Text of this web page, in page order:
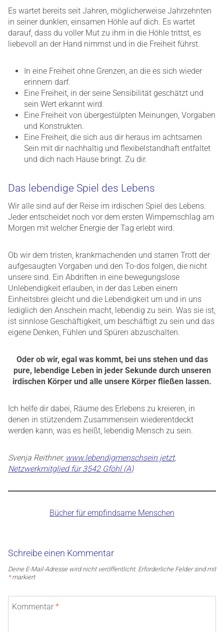
Es wartet bereits seit Jahren, möglicherweise Jahrzehnten
in seiner dunklen, einsamen Höhle auf dich. Es wartet
darauf, dass du voller Mut zu ihm in die Höhle trittst, es
liebevoll an der Hand nimmst und in die Freiheit führst.
In eine Freiheit ohne Grenzen, an die es sich wieder
erinnern darf.
Eine Freiheit, in der seine Sensibilität geschätzt und
sein Wert erkannt wird.
Eine Freiheit von übergestülpten Meinungen, Vorgaben
und Konstrukten.
Eine Freiheit, die sich aus dir heraus im achtsamen
Sein mit dir nachhaltig und flexibelstandhaft entfaltet
und dich nach Hause bringt. Zu dir.
Das lebendige Spiel des Lebens
Wir alle sind auf der Reise im irdischen Spiel des Lebens.
Jeder entscheidet noch vor dem ersten Wimpernschlag am
Morgen mit welcher Energie der Tag erlebt wird.
Ob wir dem tristen, krankmachenden und starren Trott der
aufgesaugten Vorgaben und den To-dos folgen, die nicht
unsere sind. Ein Abdriften in eine bewegungslose
Unlebendigkeit erlauben, in der das Leben einem
Einheitsbrei gleicht und die Lebendigkeit um und in uns
lediglich den Anschein macht, lebendig zu sein. Was sie ist,
ist sinnlose Geschäftigkeit, um beschäftigt zu sein und das
eigene Denken, Fühlen und Spüren abzuschalten.
Oder ob wir, egal was kommt, bei uns stehen und das
pure, lebendige Leben in jeder Sekunde durch unseren
irdischen Körper und alle unsere Körper fließen lassen.
Ich helfe dir dabei, Räume des Erlebens zu kreieren, in
denen in stützendem Zusammensein wiederentdeckt
werden kann, was es heißt, lebendig Mensch zu sein.
Svenja Reithner, www.lebendigmenschsein.jetzt,
Netzwerkmitglied für 3542 Gföhl (A)
Bücher für empfindsame Menschen
Schreibe einen Kommentar
Deine E-Mail-Adresse wird nicht veröffentlicht. Erforderliche Felder sind mit
*markiert
Kommentar *